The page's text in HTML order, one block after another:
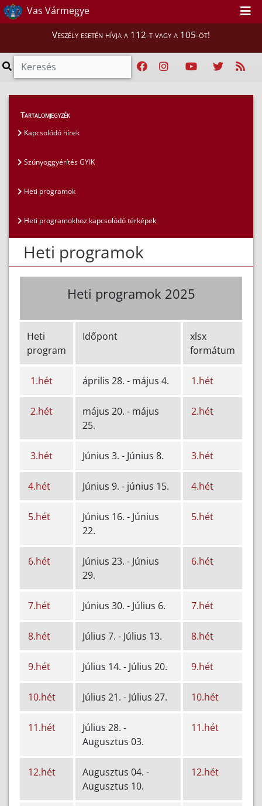
Vas Vármegye
Veszély esetén hívja a 112-t vagy a 105-öt!
Lakosság >
Tartalomjegyzék
Kapcsolódó hírek
Szúnyoggyérítés GYIK
Heti programok
Heti programokhoz kapcsolódó térképek
Heti programok
Heti programok 2025
Heti
program
Időpont
xlsx
formátum
1.hét április 28. - május 4. 1.hét
2.hét
május 20. - május
25.
2.hét
3.hét Június 3. - Június 8. 3.hét
4.hét Június 9. - június 15. 4.hét
5.hét
Június 16. - Június
22.
5.hét
6.hét
Június 23. - Június
29.
6.hét
7.hét Június 30. - Július 6. 7.hét
8.hét Július 7. - Július 13. 8.hét
9.hét Július 14. - Július 20. 9.hét
10.hét Július 21. - Július 27. 10.hét
11.hét
Július 28. -
Augusztus 03.
11.hét
12.hét
Augusztus 04. -
Augusztus 10.
12.hét